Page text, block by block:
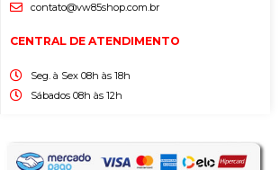
contato@vw85shop.com.br
CENTRAL DE ATENDIMENTO
Seg. à Sex 08h às 18h
Sábados 08h às 12h